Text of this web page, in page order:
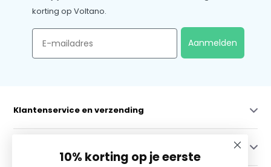
korting op Voltano.
Email
Aanmelden
Klantenservice en verzending
10% korting op je eerste